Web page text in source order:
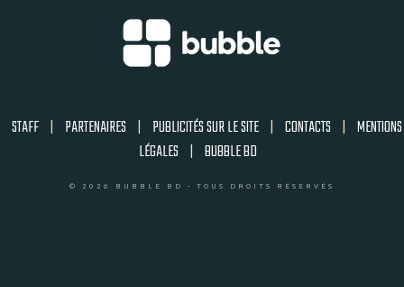
STAFF | PARTENAIRES | PUBLICITÉS SUR LE SITE | CONTACTS | MENTIONS
LÉGALES | BUBBLE BD
© 2026 BUBBLE BD - TOUS DROITS RÉSERVÉS